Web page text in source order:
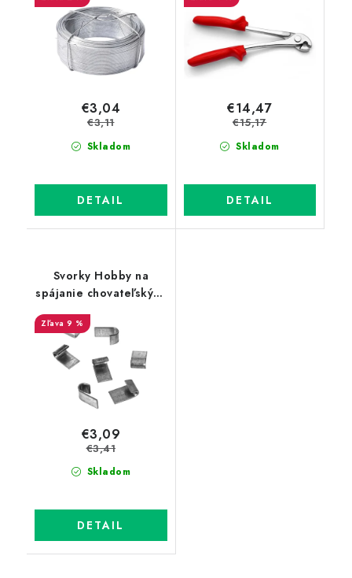
Skladom
€3,04
€3,11
DETAIL
Skladom
€14,47
€15,17
DETAIL
Svorky Hobby na
spájanie chovateľských
9 %
Skladom
€3,09
€3,41
DETAIL